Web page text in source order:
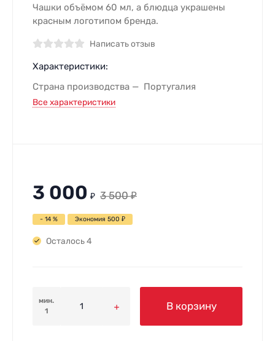
Чашки объёмом 60 мл, а блюдца украшены
красным логотипом бренда.
Написать отзыв
Характеристики:
Страна производства
Португалия
Все характеристики
3 000 ₽ 3 500 ₽
- 14 % Экономия 500 ₽
Осталось 4
мин.
1
В корзину